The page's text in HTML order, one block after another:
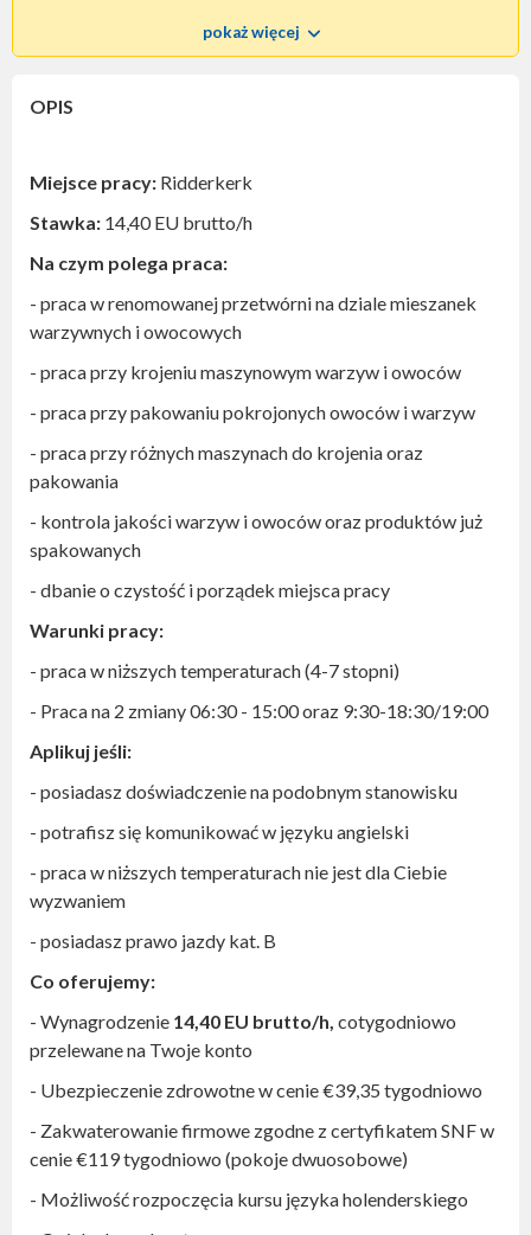
przesłania skanu / kopii dowodu osobistego
niezbędne dane kontaktowe pozwalające jednoznacznie
numer telefonu,
adres e-mail (najlepiej w domenie firmowej, a nie
darmowy - typu: @gmail.com, @wp.pl, @o2.pl, itp.),
pokaż więcej
OPIS
Miejsce pracy: Ridderkerk
Stawka: 14,40 EU brutto/h
Na czym polega praca:
- praca w renomowanej przetwórni na dziale mieszanek
warzywnych i owocowych
- praca przy krojeniu maszynowym warzyw i owoców
- praca przy pakowaniu pokrojonych owoców i warzyw
- praca przy różnych maszynach do krojenia oraz
pakowania
- kontrola jakości warzyw i owoców oraz produktów już
spakowanych
- dbanie o czystość i porządek miejsca pracy
Warunki pracy:
- praca w niższych temperaturach (4-7 stopni)
- Praca na 2 zmiany 06:30 - 15:00 oraz 9:30-18:30/19:00
Aplikuj jeśli:
- posiadasz doświadczenie na podobnym stanowisku
- potrafisz się komunikować w języku angielski
- praca w niższych temperaturach nie jest dla Ciebie
wyzwaniem
- posiadasz prawo jazdy kat. B
Co oferujemy:
- Wynagrodzenie 14,40 EU brutto/h, cotygodniowo
przelewane na Twoje konto
- Ubezpieczenie zdrowotne w cenie €39,35 tygodniowo
- Zakwaterowanie firmowe zgodne z certyfikatem SNF w
cenie €119 tygodniowo (pokoje dwuosobowe)
- Możliwość rozpoczęcia kursu języka holenderskiego